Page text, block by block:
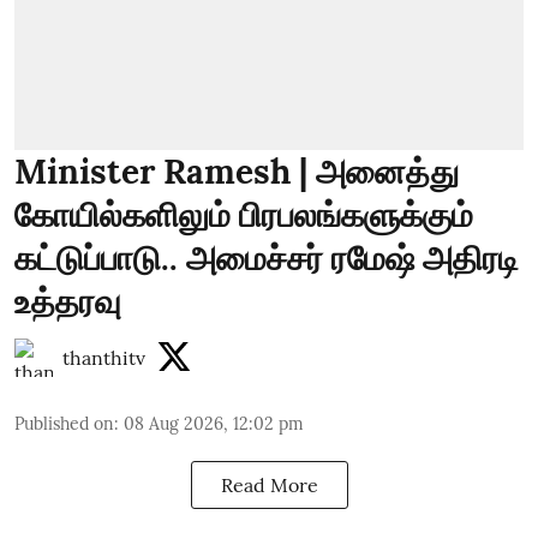
Minister Ramesh | அனைத்து
கோயில்களிலும் பிரபலங்களுக்கும்
கட்டுப்பாடு.. அமைச்சர் ரமேஷ் அதிரடி
உத்தரவு
thanthitv
Published on: 08 Aug 2026, 12:02 pm
Read More